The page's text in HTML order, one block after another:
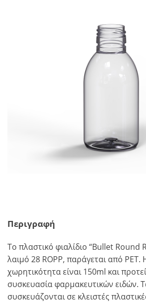
Περιγραφή
To πλαστικό φιαλίδιο “Bullet Round
λαιμό 28 ROPP, παράγεται από
χωρητικότητα είναι 150ml και
συσκευασία φαρμακευτικών ειδών.
συσκευάζονται σε κλειστές